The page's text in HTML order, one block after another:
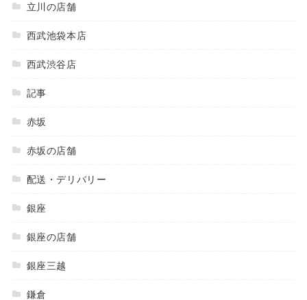
立川の店舗
西武池袋本店
西武渋谷店
記事
赤坂
赤坂の店舗
配送・デリバリー
銀座
銀座の店舗
銀座三越
鎌倉